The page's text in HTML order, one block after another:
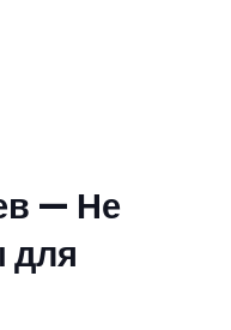
— Не
для